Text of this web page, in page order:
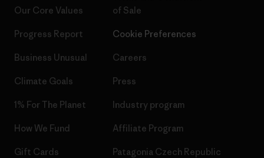
Our Core Values
Progress Report
Business Unusual
Climate Goals
1% For The Planet
How We Fund
Gift Cards
of Sale
Cookie Preferences
Careers
Press
Industry program
Affiliate Program
Patagonia Czech Republic